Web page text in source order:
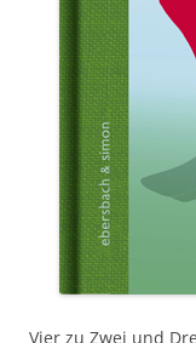
Vier zu Zwei und